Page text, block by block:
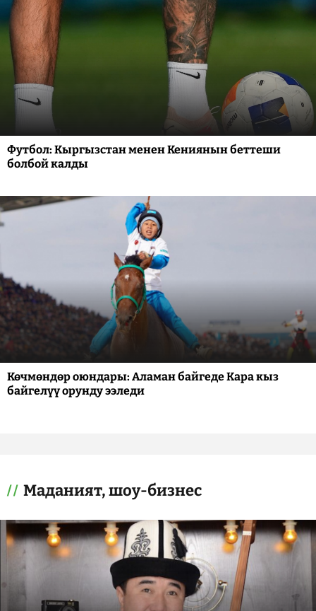
Футбол: Кыргызстан менен Кениянын беттеши
болбой калды
Көчмөндөр оюндары: Аламан байгеде Кара кыз
байгелүү орунду ээледи
Маданият, шоу-бизнес